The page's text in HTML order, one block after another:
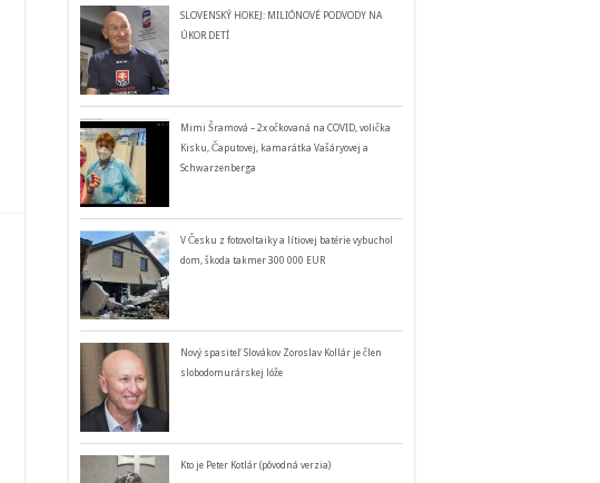
SLOVENSKÝ HOKEJ: MILIÓNOVÉ PODVODY NA
ÚKOR DETÍ
Mimi Šramová – 2x očkovaná na COVID, volička
Kisku, Čaputovej, kamarátka Vašáryovej a
Schwarzenberga
V Česku z fotovoltaiky a lítiovej batérie vybuchol
dom, škoda takmer 300 000 EUR
Nový spasiteľ Slovákov Zoroslav Kollár je člen
slobodomurárskej lóže
Kto je Peter Kotlár (pôvodná verzia)